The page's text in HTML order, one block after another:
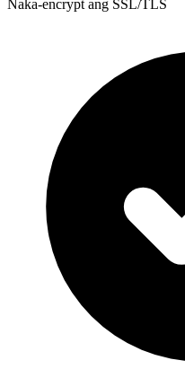
Naka-encrypt ang SSL/TLS